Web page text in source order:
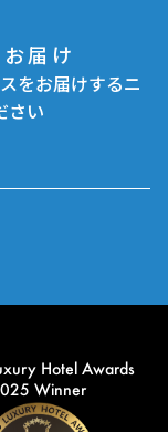
届け
をお届けするニ
さい
Hotel Awards
Winner